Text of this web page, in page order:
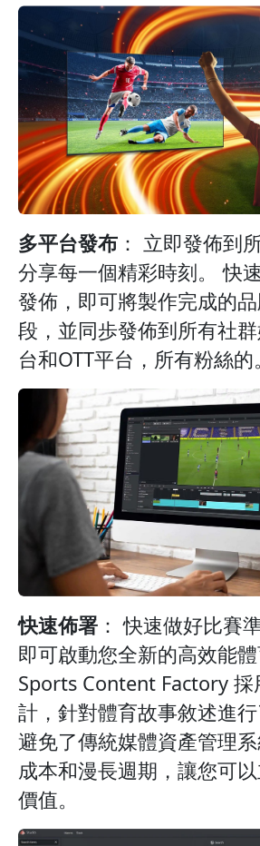
多平台發布 ： 立即發佈到
分享每一個精彩時刻。 快
發佈，即可將製作完成的
段，並同歩發佈到所有社
台和OTT平台，所有粉絲的。
快速佈署 ： 快速做好比賽
即可啟動您全新的高效能體
Sports Content Factory 採
計，針對體育故事敘述進行
避免了傳統媒體資產管理
成本和漫長週期，讓您可
價值。